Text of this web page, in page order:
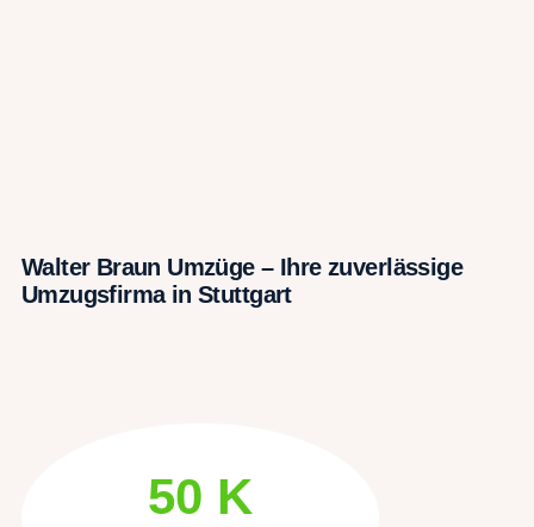
Walter Braun Umzüge – Ihre zuverlässige
Umzugsfirma in Stuttgart
50 K